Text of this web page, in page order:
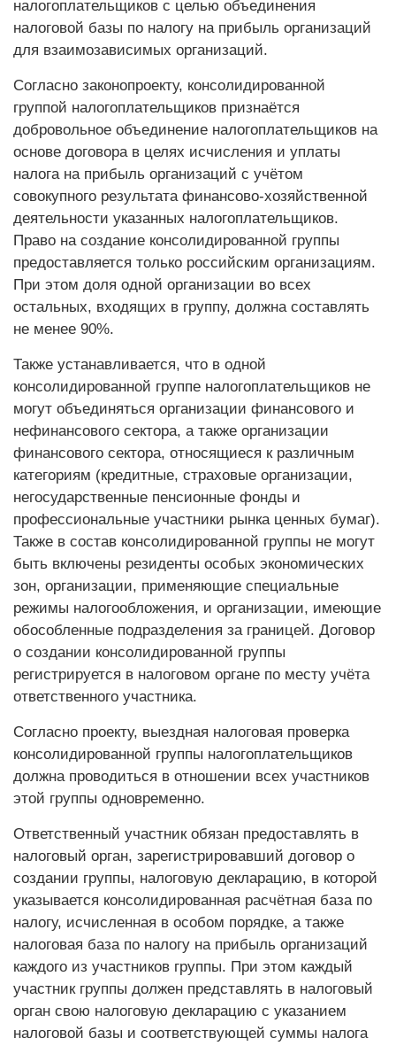
налогоплательщиков с целью объединения
налоговой базы по налогу на прибыль организаций
для взаимозависимых организаций.
Согласно законопроекту, консолидированной
группой налогоплательщиков признаётся
добровольное объединение налогоплательщиков на
основе договора в целях исчисления и уплаты
налога на прибыль организаций с учётом
совокупного результата финансово-хозяйственной
деятельности указанных налогоплательщиков.
Право на создание консолидированной группы
предоставляется только российским организациям.
При этом доля одной организации во всех
остальных, входящих в группу, должна составлять
не менее 90%.
Также устанавливается, что в одной
консолидированной группе налогоплательщиков не
могут объединяться организации финансового и
нефинансового сектора, а также организации
финансового сектора, относящиеся к различным
категориям (кредитные, страховые организации,
негосударственные пенсионные фонды и
профессиональные участники рынка ценных бумаг).
Также в состав консолидированной группы не могут
быть включены резиденты особых экономических
зон, организации, применяющие специальные
режимы налогообложения, и организации, имеющие
обособленные подразделения за границей. Договор
о создании консолидированной группы
регистрируется в налоговом органе по месту учёта
ответственного участника.
Согласно проекту, выездная налоговая проверка
консолидированной группы налогоплательщиков
должна проводиться в отношении всех участников
этой группы одновременно.
Ответственный участник обязан предоставлять в
налоговый орган, зарегистрировавший договор о
создании группы, налоговую декларацию, в которой
указывается консолидированная расчётная база по
налогу, исчисленная в особом порядке, а также
налоговая база по налогу на прибыль организаций
каждого из участников группы. При этом каждый
участник группы должен представлять в налоговый
орган свою налоговую декларацию с указанием
налоговой базы и соответствующей суммы налога